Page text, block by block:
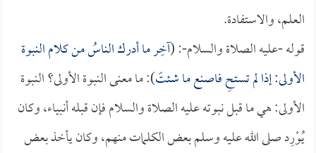
العلم، والاستفادة.
قوله -عليه الصلاة والسلام-: (آخِر ما أدرك الناسُ من كلام النبوة
الأولى: إذا لم تستحِ فاصنع ما شئتَ): ما معنى النبوة الأولى؟ النبوة
الأولى: هي ما قبل نبوته عليه الصلاة والسلام فإن قبله أنبياء، وكان
يُوْرِد صلى الله عليه وسلم بعض الكلمات منهم، وكان يأخذ بعض